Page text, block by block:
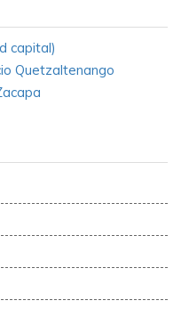
capital)
Quetzaltenango